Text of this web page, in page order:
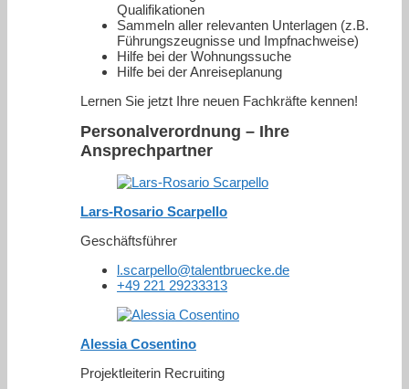
Qualifikationen
Sammeln aller relevanten Unterlagen (z.B.
Führungszeugnisse und Impfnachweise)
Hilfe bei der Wohnungssuche
Hilfe bei der Anreiseplanung
Lernen Sie jetzt Ihre neuen Fachkräfte kennen!
Personalverordnung – Ihre
Ansprechpartner
Lars-Rosario Scarpello
Geschäftsführer
l.scarpello@talentbruecke.de
+49 221 29233313
Alessia Cosentino
Projektleiterin Recruiting